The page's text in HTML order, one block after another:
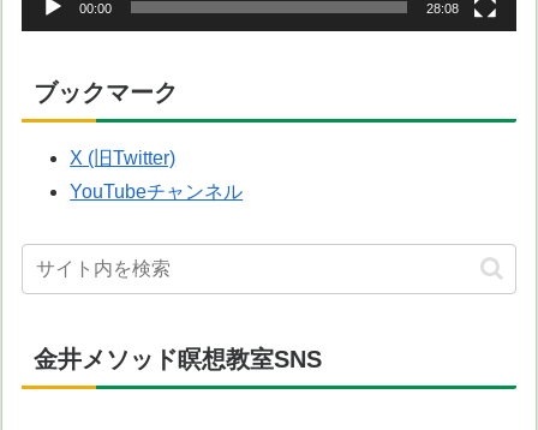
00:00 28:08
ブックマーク
X (旧Twitter)
YouTubeチャンネル
金井メソッド瞑想教室SNS